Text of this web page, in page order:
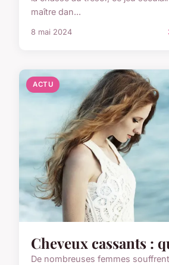
maître dan...
8 mai 2024
ACTU
Cheveux cassants :
De nombreuses femmes